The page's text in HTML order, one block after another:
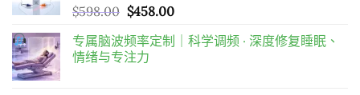
$598.00 原
價
格：
$458.00目
價
专属脑波频率定制｜科学调频 · 深度修复睡眠、
情绪与专注力